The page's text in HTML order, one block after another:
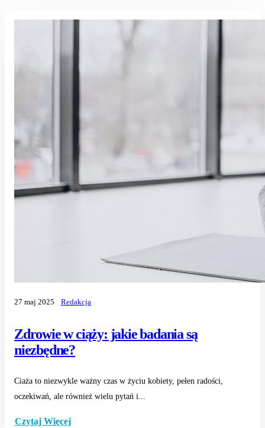
Zdrowie w ciąży: jakie badania są
niezbędne?
27 maj 2025 Redakcja
Ciaża to niezwykle ważny czas w życiu kobiety, pełen radości,
oczekiwań, ale również wielu pytań i...
Czytaj Więcej